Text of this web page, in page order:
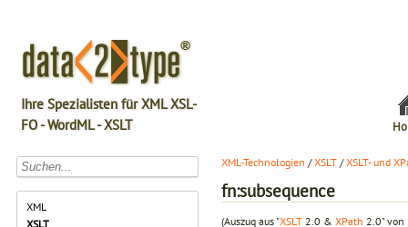
Ihre Spezialisten für XML XSL-
FO - WordML - XSLT
XML
XSLT
XML-Technologien /XSLT /XSLT- und
fn:subsequence
(Auszug aus "XSLT 2.0 & XPath 2.0" von